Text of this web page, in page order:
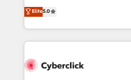
Partner and ISO 27001:2022
we blend strategy, creativity,
implementations. With 12+ years of HubSpot
experience, we help you use
to its fullest capacity, improve
website, or build your new one.
Elite5.0